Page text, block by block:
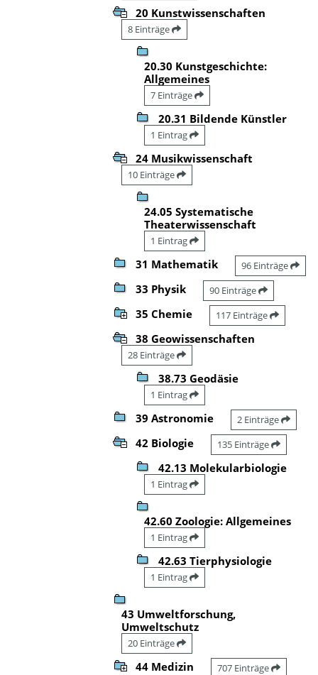
20 Kunstwissenschaften
8 Einträge
20.30 Kunstgeschichte:
Allgemeines
7 Einträge
20.31 Bildende Künstler
1 Eintrag
24 Musikwissenschaft
10 Einträge
24.05 Systematische
Theaterwissenschaft
1 Eintrag
31 Mathematik 96 Einträge
33 Physik 90 Einträge
35 Chemie 117 Einträge
38 Geowissenschaften
28 Einträge
38.73 Geodäsie
1 Eintrag
39 Astronomie 2 Einträge
42 Biologie 135 Einträge
42.13 Molekularbiologie
1 Eintrag
42.60 Zoologie: Allgemeines
1 Eintrag
42.63 Tierphysiologie
1 Eintrag
43 Umweltforschung,
Umweltschutz
20 Einträge
44 Medizin 707 Einträge